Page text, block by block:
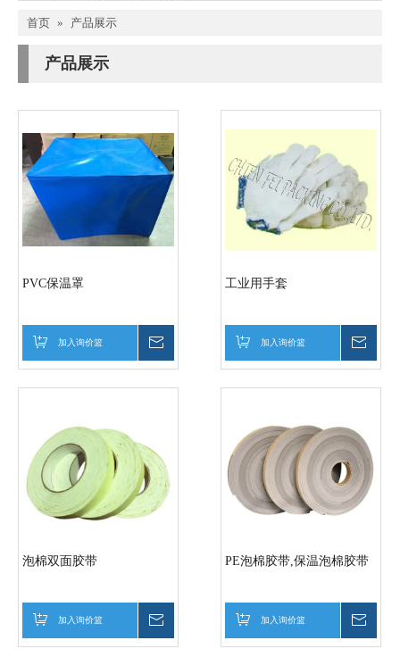
首页 » 产品展示
产品展示
PVC保温罩
加入询价篮
工业用手套
加入询价篮
泡棉双面胶带
加入询价篮
PE泡棉胶带,保温泡棉胶带
加入询价篮